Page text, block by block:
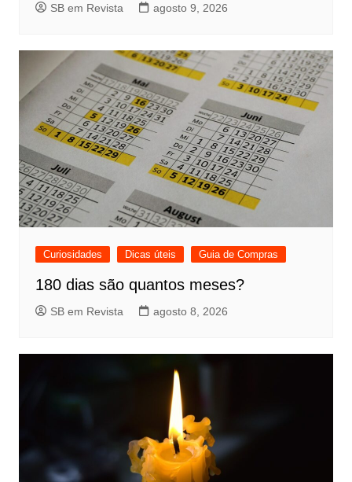
SB em Revista agosto 9, 2026
Curiosidades Dicas úteis Guia de Compras
180 dias são quantos meses?
SB em Revista agosto 8, 2026